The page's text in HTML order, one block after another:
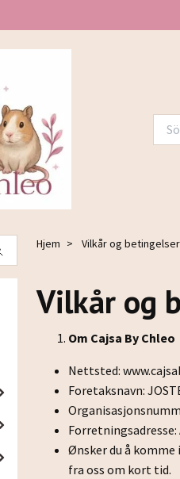
Hjem Vilkår og betingelser
Vilkår og
Om Cajsa By Chleo
Nettsted:
Foretaksnavn:
Forretningsadresse:
Ønsker du å
fra oss om kort tid.